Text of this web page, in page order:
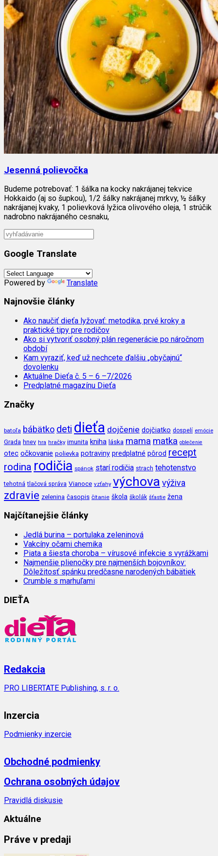
Jesenná polievočka
Budeme potrebovať: 1 šálka na kocky nakrájanej tekvice
Hokkaido (aj so šupkou), 1/2 šálky nakrájanej mrkvy, ½ šálky
nakrájanej kvaky, 1 polievková lyžica olivového oleja, 1 strúčik
nadrobno nakrájaného cesnaku,
Google Translate
Powered by Translate
Najnovšie články
Ako naučiť dieťa lyžovať: metodika, prvé kroky a
praktické tipy pre rodičov
Ako si vytvoriť osobný plán regenerácie po náročnom
období
Kam vyraziť, keď už nechcete ďalšiu „obyčajnú“
dovolenku
Aktuálne Dieťa č. 5 – 6 –7/2026
Predplatné magazínu Dieťa
Značky
batoľa bábätko deti dieťa dojčenie dojčiatko dospelí emócie
Grada hnev hra hračky imunita kniha láska mama matka oblečenie
otec očkovanie polievka potraviny predplatné pôrod recept
rodina rodičia spánok starí rodičia strach tehotenstvo
tehotná tlačová správa Vianoce vzťahy výchova výživa
zdravie zelenina časopis čítanie škola školák šťastie žena
Najčítanejšie články
Jedlá burina – portulaka zeleninová
Vakcíny očami chemika
Piata a šiesta choroba – vírusové infekcie s vyrážkami
Najmenšie plienočky pre najmenších bojovníkov:
Dôležitosť spánku predčasne narodených bábätiek
Crumble s marhuľami
DIEŤA
Redakcia
PRO LIBERTATE Publishing, s. r. o.
Inzercia
Podmienky inzercie
Obchodné podmienky
Ochrana osobných údajov
Pravidlá diskusie
Aktuálne
Práve v predaji